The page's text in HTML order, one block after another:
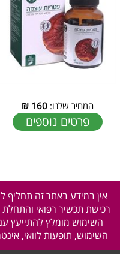
המחיר שלנו:160
₪
פרטים נוספים
אין במידע באתר זה תחליף
רכישת תכשיר רפואי והתחלת
השימוש מומלץ להתייעץ
השימוש, תופעות לוואי,